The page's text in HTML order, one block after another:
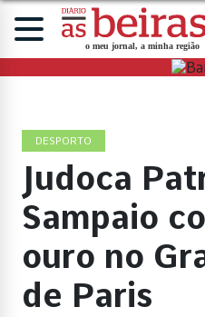
DESPORTO
Judoca
Sampaio
ouro no
de Paris